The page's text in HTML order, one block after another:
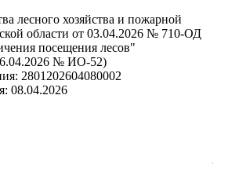
лесного хозяйства и пожарной
области от 03.04.2026 № 710-ОД
посещения лесов"
№ ИО-52)
2801202604080002
08.04.2026